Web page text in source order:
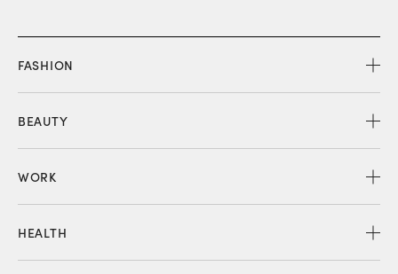
FASHION
BEAUTY
WORK
HEALTH